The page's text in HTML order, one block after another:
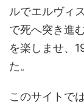
ルでエルヴィ
で死へ突き進
を楽しませ、
た。
このサイトで